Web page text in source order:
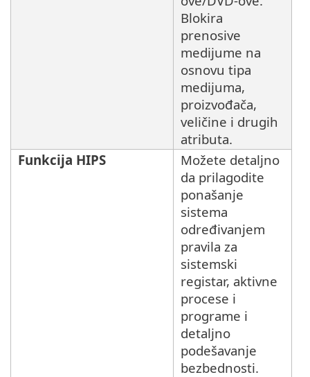
Blokira
prenosive
medijume na
osnovu tipa
medijuma,
proizvođača,
veličine i drugih
atributa.
Funkcija HIPS
Možete detaljno
da prilagodite
ponašanje
sistema
određivanjem
pravila za
sistemski
registar, aktivne
procese i
programe i
detaljno
podešavanje
bezbednosti.